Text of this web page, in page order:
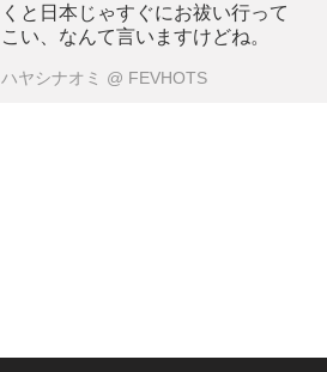
くと日本じゃすぐにお祓い行って
こい、なんて言いますけどね。
ハヤシナオミ @ FEVHOTS